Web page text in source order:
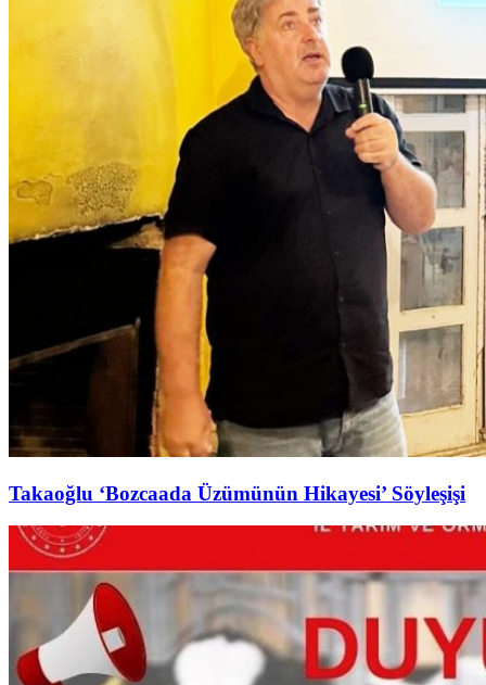
Takaoğlu ‘Bozcaada Üzümünün Hikayesi’ Söyleşişi